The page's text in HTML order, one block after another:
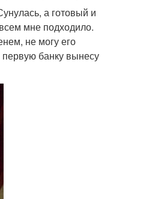
а готовый и
мне подходило.
не могу его
банку вынесу